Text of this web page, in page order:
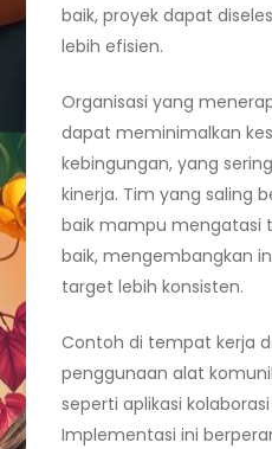
baik, proyek dapat
lebih efisien.
Organisasi yang
dapat meminimalkan
kebingungan, yang
kinerja. Tim yang saling
baik mampu mengatasi
baik, mengembangkan
target lebih konsisten.
Contoh di tempat kerja
penggunaan alat
seperti aplikasi
Implementasi ini